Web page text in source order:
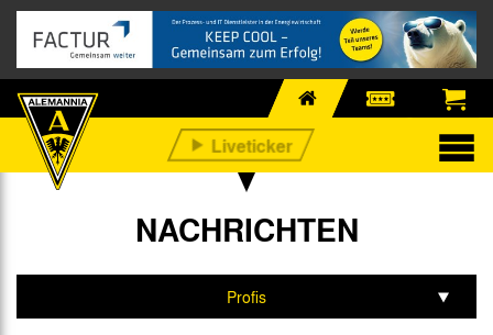
NACHRICHTEN
Profis